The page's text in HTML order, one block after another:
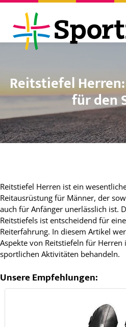
Reitstiefel
für den
Reitstiefel Herren ist ein
Reitausrüstung für Männer, der
auch für Anfänger unerlässlich ist.
Reitstiefels ist entscheidend für
Reiterfahrung. In diesem Artikel
Aspekte von Reitstiefeln für
sportlichen Aktivitäten behandeln.
Unsere Empfehlungen: